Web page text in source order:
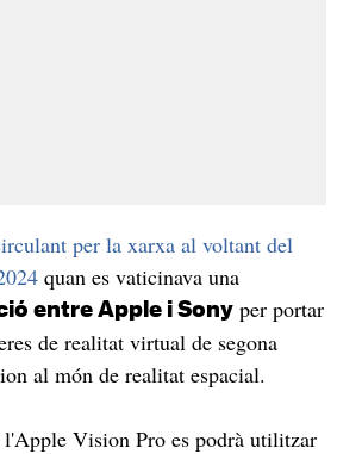
per la xarxa al voltant del
quan es vaticinava una
entre Apple i Sonyper portar
de realitat virtual de segona
al món de realitat espacial.
Vision Pro es podrà utilitzar